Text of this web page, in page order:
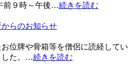
前９時～午後…続きを読む
らのお知らせ
位牌や骨箱等を僧侶に読経してい
した。…続きを読む